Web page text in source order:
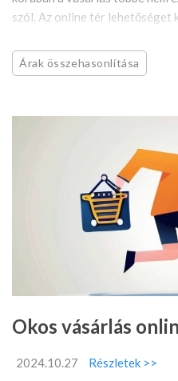
szól. Az online tér lehetőséget
Árak összehasonlítása
Okos vásárlás
2024.10.27
Részletek >>